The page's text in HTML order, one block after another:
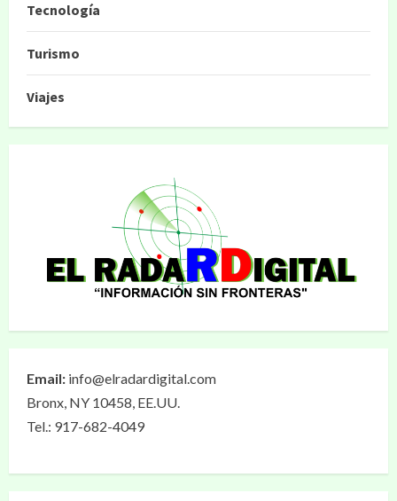
Tecnología
Turismo
Viajes
Email: info@elradardigital.com
Bronx, NY 10458, EE.UU.
Tel.: 917-682-4049